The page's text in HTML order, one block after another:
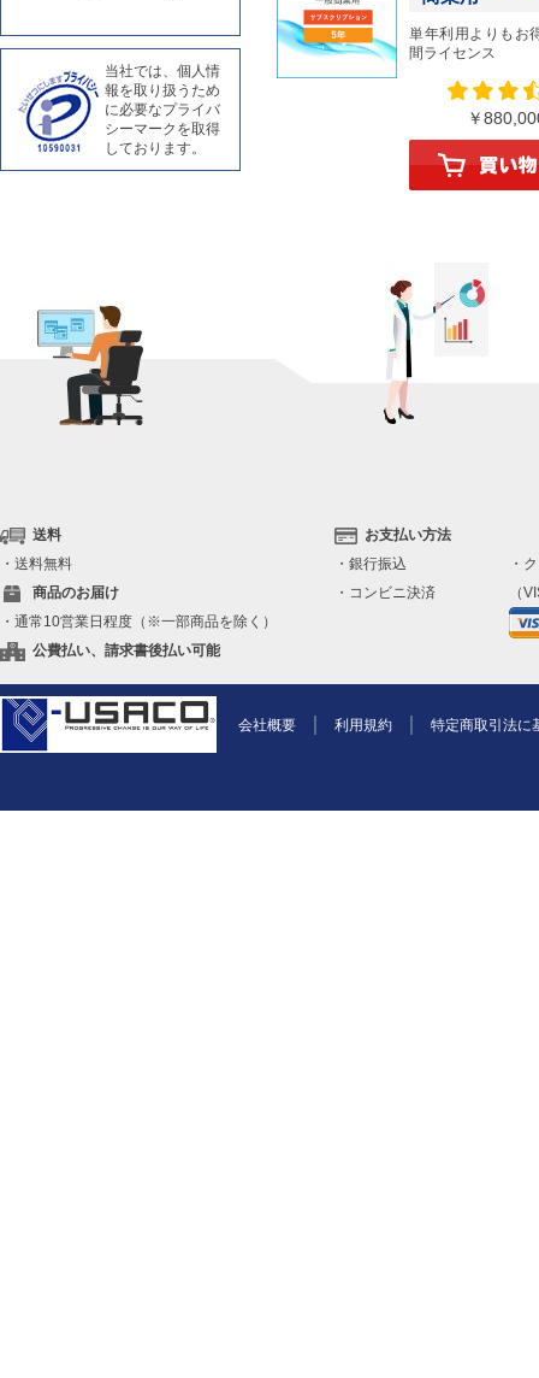
単年利用よりもお
間ライセンス
￥
当社では、個人情
報を取り扱うため
に必要なプライバ
シーマークを取得
しております。
送料
・送料無料
商品のお届け
・通常10営業日程度（※一部商品を除く）
公費払い、請求書後払い可能
お支払い方法
・銀行振込
・コンビニ決済
・
（
会社概要 利用規約 特定商取引法に